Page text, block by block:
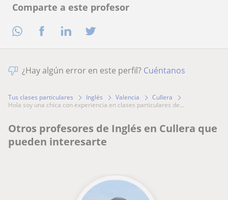
Comparte a este profesor
¿Hay algún error en este perfil? Cuéntanos
Tus clases particulares Inglés Valencia
Cullera
hola soy una chica con experiencia en clases particulares de...
Otros profesores de Inglés en Cullera que
pueden interesarte